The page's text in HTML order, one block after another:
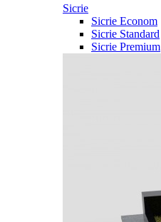
Sicrie
Sicrie Econom
Sicrie Standard
Sicrie Premium